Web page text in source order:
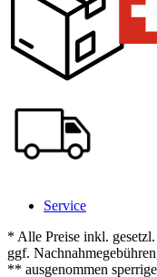
Service
* Alle Preise inkl.
ggf.
** ausgenommen